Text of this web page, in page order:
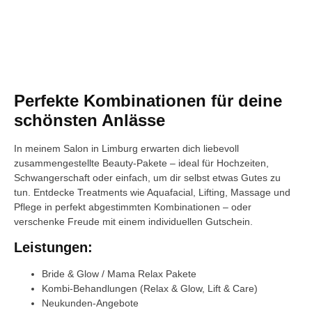
Perfekte Kombinationen für deine
schönsten Anlässe
In meinem Salon in Limburg erwarten dich liebevoll
zusammengestellte Beauty-Pakete – ideal für Hochzeiten,
Schwangerschaft oder einfach, um dir selbst etwas Gutes zu
tun. Entdecke Treatments wie Aquafacial, Lifting, Massage und
Pflege in perfekt abgestimmten Kombinationen – oder
verschenke Freude mit einem individuellen Gutschein.
Leistungen:
Bride & Glow / Mama Relax Pakete
Kombi-Behandlungen (Relax & Glow, Lift & Care)
Neukunden-Angebote